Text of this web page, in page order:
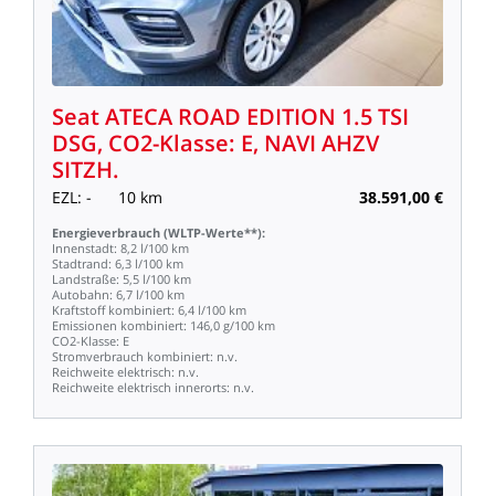
SeatATECA ROAD EDITION 1.5TSI
DSG, CO2-Klasse: E, NAVI AHZV
SITZH.
EZL: - 10 km 38.591,00 €
Energieverbrauch (WLTP-Werte**):
Innenstadt: 8,2 l/100 km
Stadtrand: 6,3 l/100 km
Landstraße: 5,5 l/100 km
Autobahn: 6,7 l/100 km
Kraftstoff kombiniert: 6,4 l/100 km
Emissionen kombiniert: 146,0 g/100 km
CO2-Klasse: E
Stromverbrauch kombiniert: n.v.
Reichweite elektrisch: n.v.
Reichweite elektrisch innerorts: n.v.